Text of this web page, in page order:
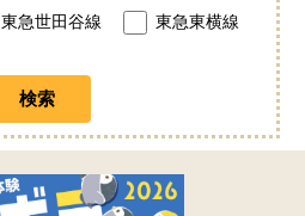
東急世田谷線
東急東横線